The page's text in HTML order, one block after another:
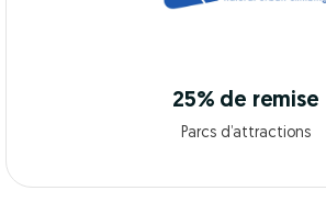
25% de remise
Parcs d’attractions